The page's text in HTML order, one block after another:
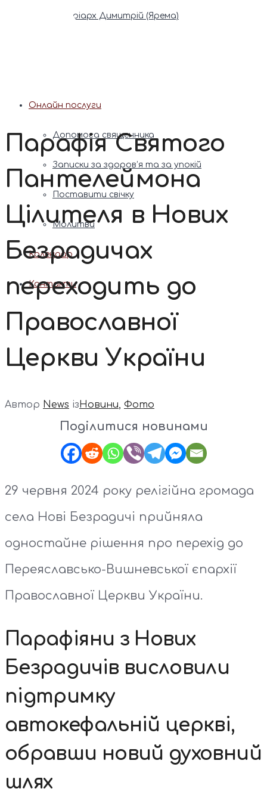
Патріарх Димитрій (Ярема)
Онлайн послуги
Допомога священника
Записки за здоров’я та за упокій
Поставити свічку
Молитви
Календар
Контакти
Парафія Святого
Пантелеймона
Цілителя в Нових
Безрадичах
переходить до
Православної
Церкви України
Автор News ізНовини, Фото
Поділитися новинами
29 червня 2024 року релігійна громада
села Нові Безрадичі прийняла
одностайне рішення про перехід до
Переяславсько-Вишневської єпархії
Православної Церкви України.
Парафіяни з Нових
Безрадичів висловили
підтримку
автокефальній церкві,
обравши новий духовний
шлях